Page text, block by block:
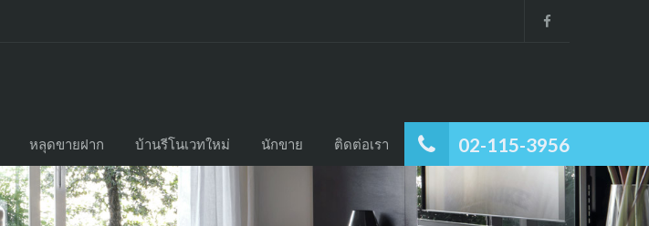
02-115-3956
หลุดขายฝาก บ้านรีโนเวทใหม่ นักขาย ติดต่อเรา